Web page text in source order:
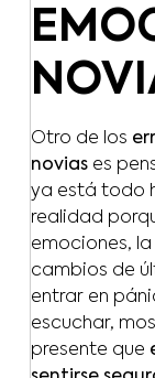
Otro de los
noviases
ya está todo
realidad
emociones,
cambios de
entrar en
escuchar,
presente que